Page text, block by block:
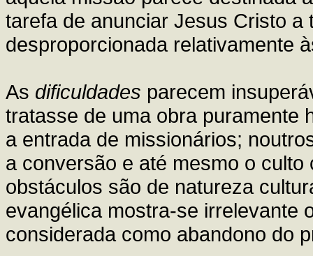
tarefa de anunciar Jesus Cristo
desproporcionada relativamente
As dificuldades parecem
tratasse de uma obra puramente
a entrada de missionários;
a conversão e até mesmo o
obstáculos são de natureza
evangélica mostra-se irrelevante
considerada como abandono do